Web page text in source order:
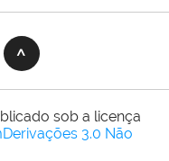
sob a licença
3.0 Não